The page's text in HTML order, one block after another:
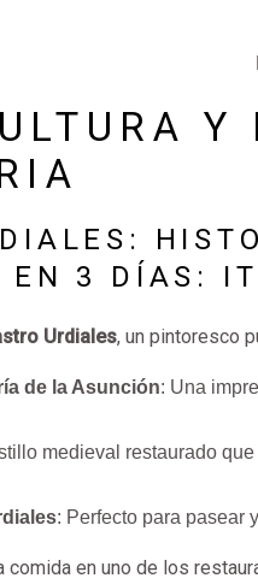
Y
EN 3 DÍAS:
Urdiales, un pintoresco
de la Asunción: Una
medieval restaurado
: Perfecto para pasear
comida en uno de los